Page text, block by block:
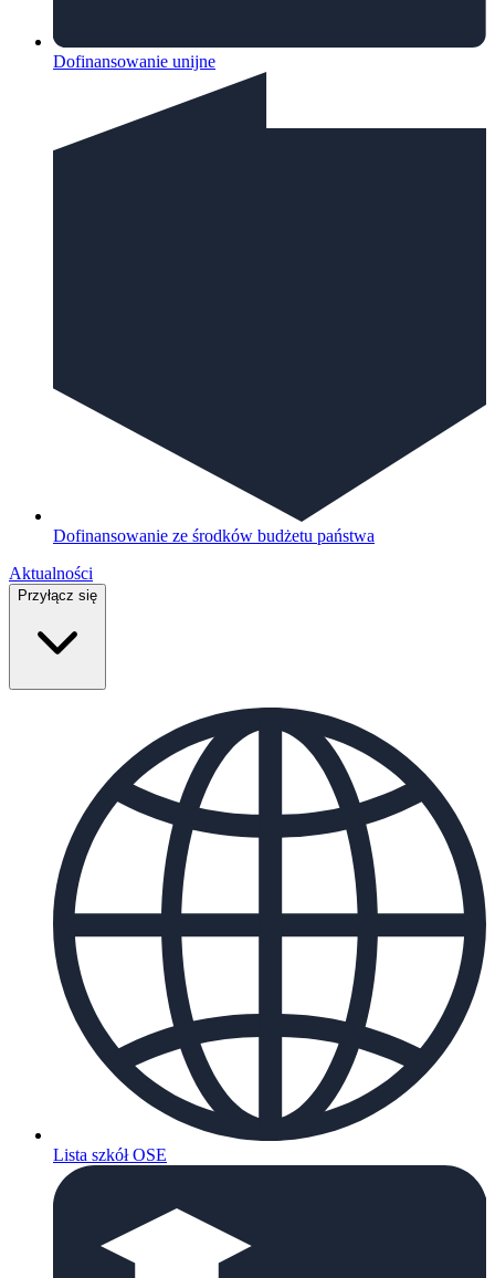
Dofinansowanie unijne
Dofinansowanie ze środków budżetu państwa
Aktualności
Przyłącz się
Lista szkół OSE